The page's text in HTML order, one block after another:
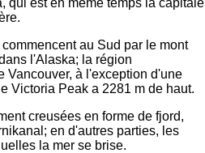
qui est en même temps la capitale
au Sud par le mont
l'Alaska; la région
Vancouver, à l'exception d'une
Victoria Peak a 2281 m de haut.
creusées en forme de fjord,
en d'autres parties, les
la mer se brise.